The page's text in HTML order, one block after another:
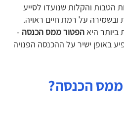
הטבות והקלות שנועדו לסייע
ובשמירה על רמת חיים ראויה.
היאהפטור ממס הכנסה -
באופן ישיר על ההכנסה הפנויה
ממס הכנסה?